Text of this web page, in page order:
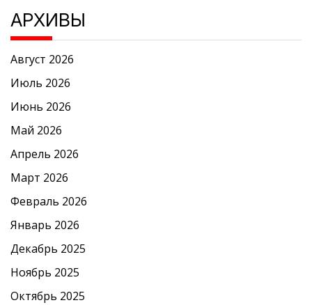
АРХИВЫ
Август 2026
Июль 2026
Июнь 2026
Май 2026
Апрель 2026
Март 2026
Февраль 2026
Январь 2026
Декабрь 2025
Ноябрь 2025
Октябрь 2025